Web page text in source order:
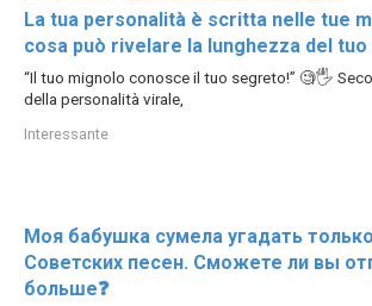
La tua personalità è scritta nelle tue
cosa può rivelare la lunghezza del tuo
“Il tuo mignolo conosce il tuo segreto!” 🧐🖐
della personalità virale,
Interessante
Моя бабушка сумела угадать
Советских песен. Сможете ли вы
больше❓